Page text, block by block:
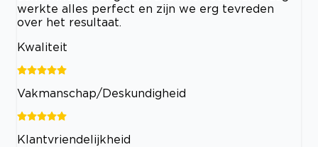
werkte alles perfect en zijn we erg tevreden
over het resultaat.
Kwaliteit
Vakmanschap/Deskundigheid
Klantvriendelijkheid